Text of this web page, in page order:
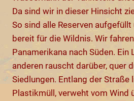
Da sind wir in dieser Hinsicht
So sind alle Reserven
bereit für die Wildnis. Wir
Panamerikana nach Süden. Ein
anderen rauscht darüber, quer
Siedlungen. Entlang der Straße
Plastikmüll, verweht vom Wind